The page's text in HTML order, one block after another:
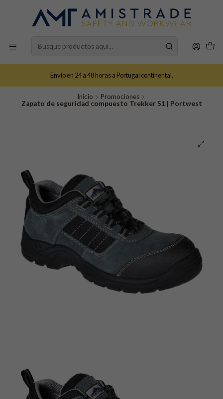
Envío en 24 a 48 horas a Portugal continental.
Inicio
Promociones
Zapato de seguridad compuesto Trekker S1 | Portwest